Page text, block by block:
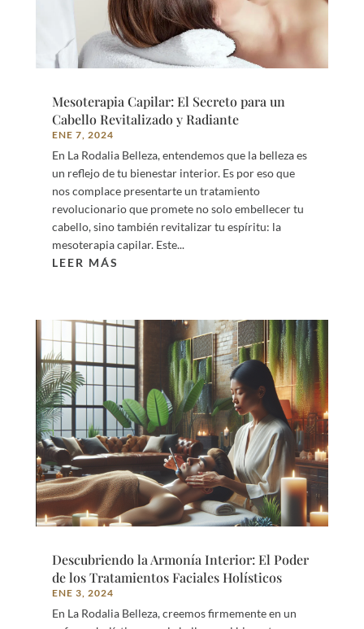
Mesoterapia Capilar: El Secreto para un
Cabello Revitalizado y Radiante
ENE 7, 2024
En La Rodalia Belleza, entendemos que la belleza es
un reflejo de tu bienestar interior. Es por eso que
nos complace presentarte un tratamiento
revolucionario que promete no solo embellecer tu
cabello, sino también revitalizar tu espíritu: la
mesoterapia capilar. Este...
LEER MÁS
Descubriendo la Armonía Interior: El Poder
de los Tratamientos Faciales Holísticos
ENE 3, 2024
En La Rodalia Belleza, creemos firmemente en un